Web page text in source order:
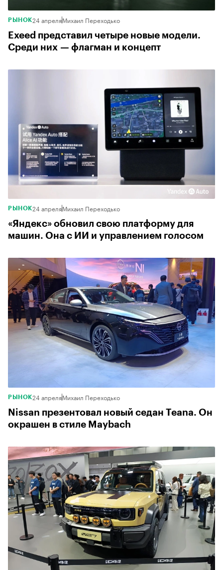
РЫНОК24 апреляМихаил Переходько
Exeed представил четыре новые модели.
Среди них — флагман и концепт
РЫНОК24 апреляМихаил Переходько
«Яндекс» обновил свою платформу для
машин. Она с ИИ и управлением голосом
РЫНОК24 апреляМихаил Переходько
Nissan презентовал новый седан Teana. Он
окрашен в стиле Maybach